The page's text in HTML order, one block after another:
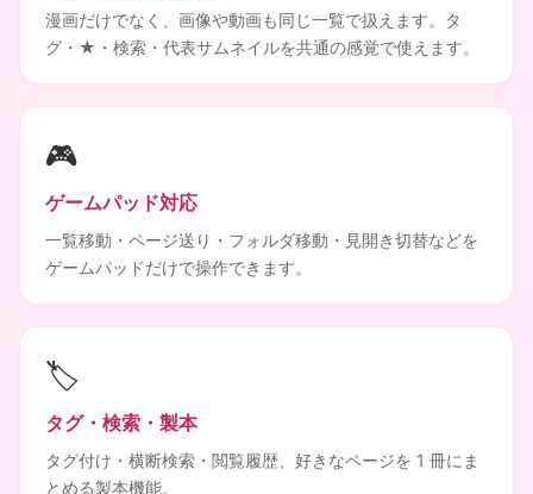
漫画だけでなく、画像や動画も同じ一覧で扱えます。タ
グ・★・検索・代表サムネイルを共通の感覚で使えます。
🎮
ゲームパッド対応
一覧移動・ページ送り・フォルダ移動・見開き切替などを
ゲームパッドだけで操作できます。
🏷️
タグ・検索・製本
タグ付け・横断検索・閲覧履歴、好きなページを 1 冊にま
とめる製本機能。